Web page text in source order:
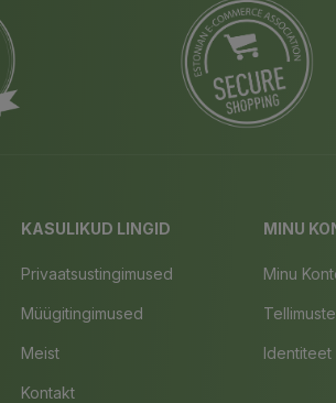
KASULIKUD LINGID
Privaatsustingimused
Müügitingimused
Meist
Kontakt
MINU
Minu
Identiteet